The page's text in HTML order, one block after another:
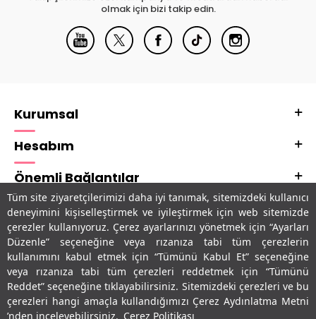
Tüm site ziyaretçilerimizi daha iyi tanımak, sitemizdeki kullanıcı
deneyimini kişiselleştirmek ve iyileştirmek için web sitemizde
çerezler kullanıyoruz. Çerez ayarlarınızı yönetmek için “Ayarları
Düzenle” seçeneğine veya rızanıza tabi tüm çerezlerin
kullanımını kabul etmek için “Tümünü Kabul Et” seçeneğine
veya rızanıza tabi tüm çerezleri reddetmek için “Tümünü
Reddet” seçeneğine tıklayabilirsiniz. Sitemizdeki çerezleri ve bu
çerezleri hangi amaçla kullandığımızı Çerez Aydınlatma Metni
’nden inceleyebilirsiniz. Çerez Politikası
olmak için bizi takip edin.
Kurumsal
Hesabım
Önemli Bağlantılar
Adres & İletişim
Uygulamalarımız